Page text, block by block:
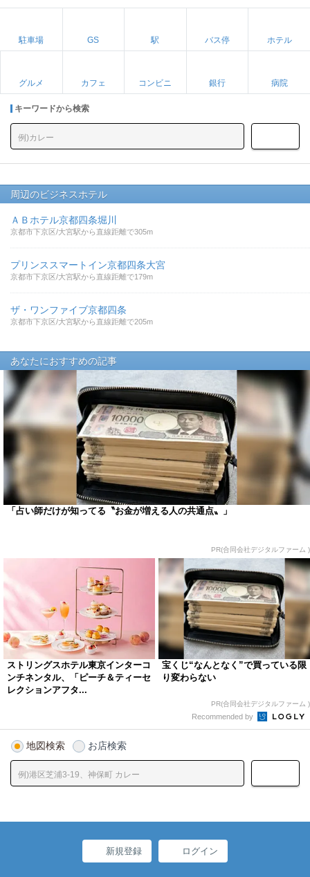
駐車場 GS 駅 バス停 ホテル
グルメ カフェ コンビニ 銀行 病院
キーワードから検索
周辺のビジネスホテル
ＡＢホテル京都四条堀川
京都市下京区/大宮駅から直線距離で305m
プリンススマートイン京都四条大宮
京都市下京区/大宮駅から直線距離で179m
ザ・ワンファイブ京都四条
京都市下京区/大宮駅から直線距離で205m
あなたにおすすめの記事
「占い師だけが知ってる〝お金が増える人の共通点〟」
PR(合同会社デジタルファーム )
ストリングスホテル東京インターコ
ンチネンタル、「ピーチ＆ティーセ
レクションアフタ...
宝くじ“なんとなく”で買っている限
り変わらない
PR(合同会社デジタルファーム )
Recommended by
地図検索 お店検索
新規登録 ログイン